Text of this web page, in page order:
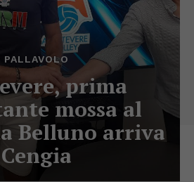
PALLAVOLO
prima
mossa al
Belluno arriva
Cengia